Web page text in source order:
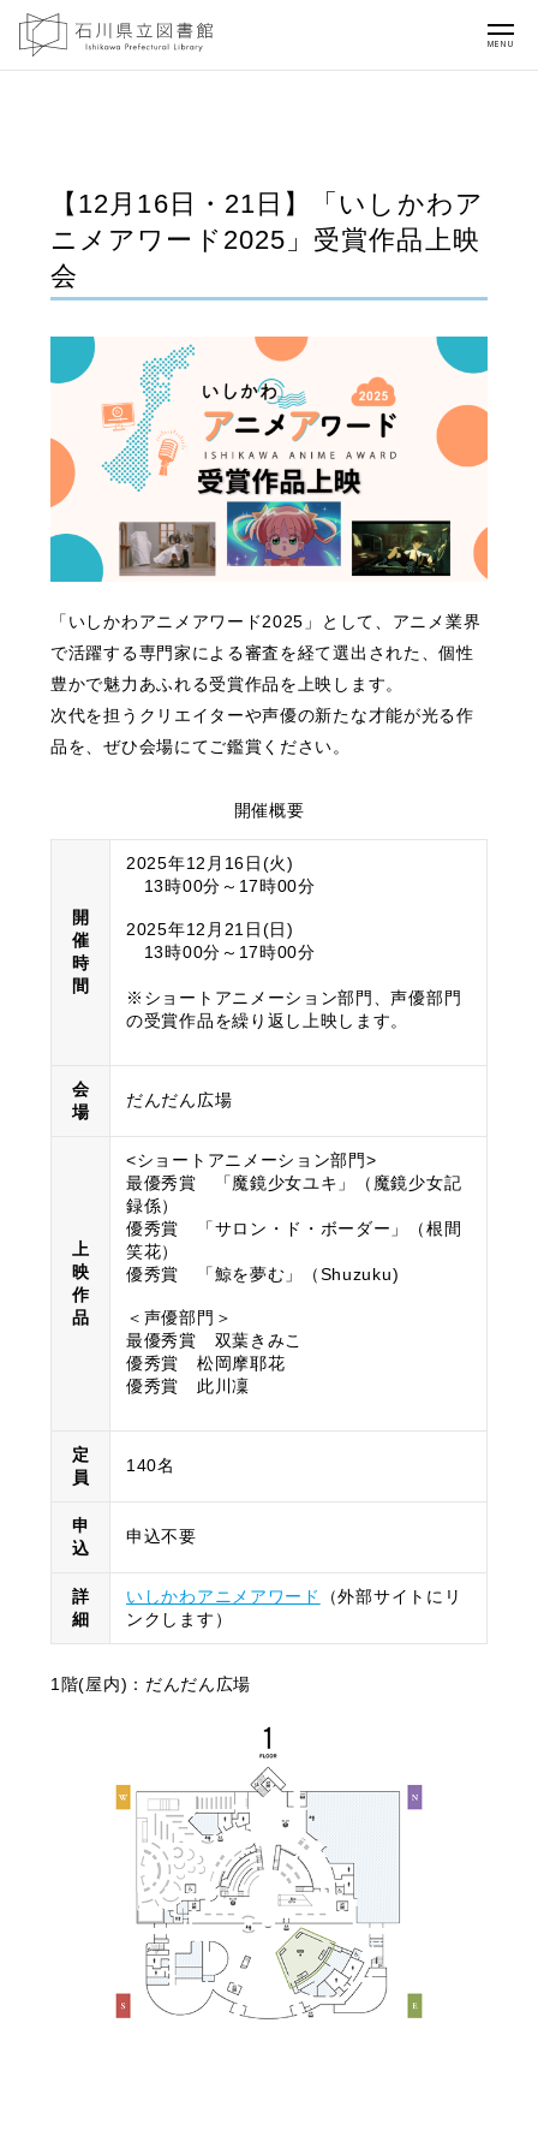
MENU
【12月16日・21日】「いしかわア
ニメアワード2025」受賞作品上映
会
「いしかわアニメアワード2025」として、アニメ業界
で活躍する専門家による審査を経て選出された、個性
豊かで魅力あふれる受賞作品を上映します。
次代を担うクリエイターや声優の新たな才能が光る作
品を、ぜひ会場にてご鑑賞ください。
開催概要
開
催
時
間
2025年12月16日(火)
13時00分～17時00分
2025年12月21日(日)
13時00分～17時00分
※ショートアニメーション部門、声優部門
の受賞作品を繰り返し上映します。
会
場
だんだん広場
上
映
作
品
<ショートアニメーション部門>
最優秀賞 「魔鏡少女ユキ」（魔鏡少女記
録係）
優秀賞 「サロン・ド・ボーダー」（根間
笑花）
優秀賞 「鯨を夢む」（Shuzuku)
＜声優部門＞
最優秀賞 双葉きみこ
優秀賞 松岡摩耶花
優秀賞 此川凜
定
員
140名
申
込
申込不要
詳
細
いしかわアニメアワード
（外部サイトにリ
ンクします）
1階(屋内)：だんだん広場